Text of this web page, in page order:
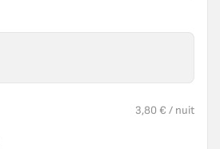
3,80 € / nuit